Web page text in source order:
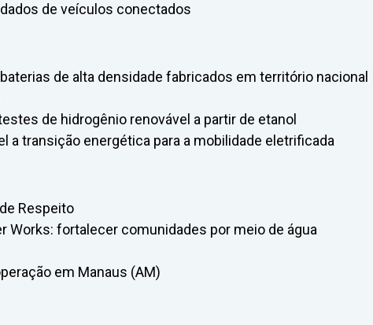
de veículos conectados
de alta densidade fabricados em território nacional
de hidrogênio renovável a partir de etanol
a transição energética para a mobilidade eletrificada
Respeito
Works: fortalecer comunidades por meio de água
em Manaus (AM)